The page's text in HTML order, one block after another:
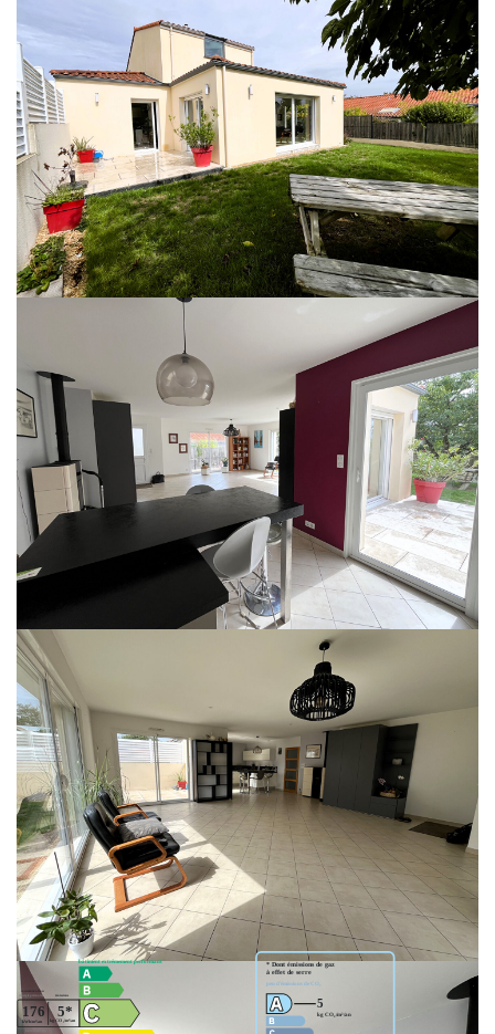
VALLET
Idéalement située à proximité du centre
Beaux volumes pour cette maison familiale offre confort et fonctionnalité :
Rez-de-chaussée : vaste salon-séjour lumineux avec cuisine aménagée et
équipée ouverte, poêle à granulés, 3 chambres, salle de bain avec douche,
wc. Étage : 2 chambres supplémentaires, salle d'eau, wc. Sous-sol : lingerie ,
double garage d'environ 60 m². Vous profiterez d'un terrain clos et paysagé
de 474 m², idéal pour les moments en famille. Logement T2 indépendant
déjà loué (450 €/mois). idéal pour un revenu complémentaire ou un projet
d'investissement.
Prix : 398000 euros FAI
** €398 000 honoraires inclus|€384 000 hors honoraires
Honoraires : 3.65% TTC à
la charge de l'acquéreur
Nos honoraires
Classes DPE/GES